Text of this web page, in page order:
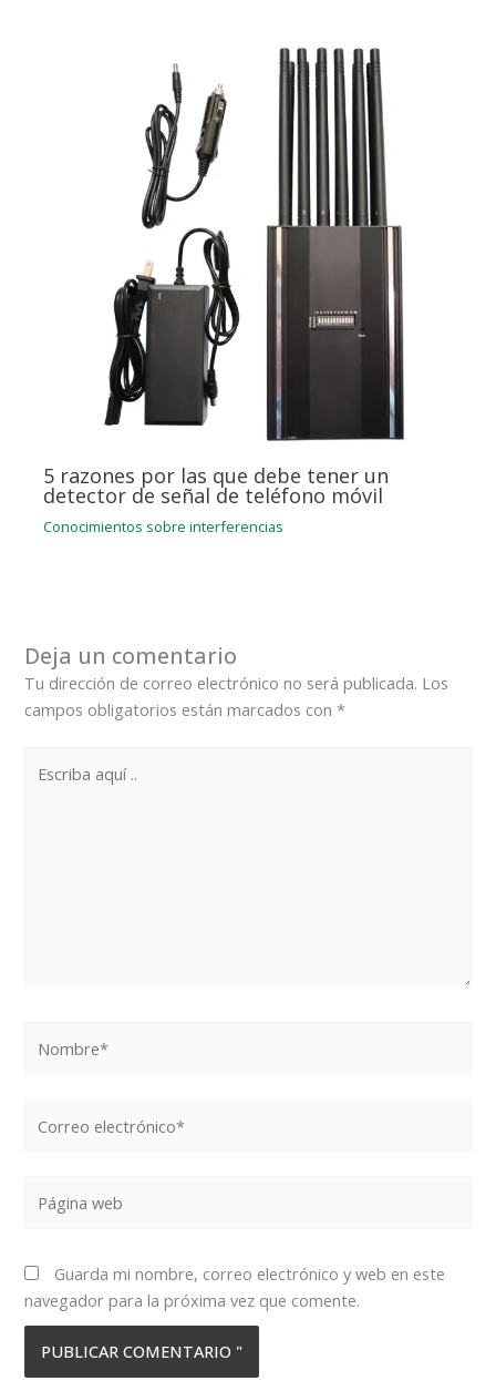
5 razones por las que debe tener un
detector de señal de teléfono móvil
Conocimientos sobre interferencias
Deja un comentario
Tu dirección de correo electrónico no será publicada. Los
campos obligatorios están marcados con*
aquí
electrónico*
web
Guarda mi nombre, correo electrónico y web en este
navegador para la próxima vez que comente.